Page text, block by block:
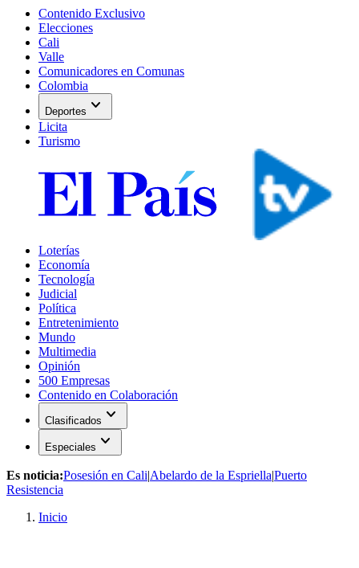
Contenido Exclusivo
Elecciones
Cali
Valle
Comunicadores en Comunas
Colombia
Deportes expand_more
Licita
Turismo
Loterías
Economía
Tecnología
Judicial
Política
Entretenimiento
Mundo
Multimedia
Opinión
500 Empresas
Contenido en Colaboración
Clasificados expand_more
Especiales expand_more
Es noticia:Posesión en Cali|Abelardo de la Espriella|Puerto
Resistencia
Inicio